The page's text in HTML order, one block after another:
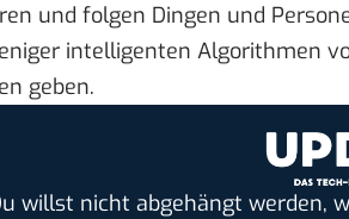
und folgen Dingen und
intelligenten Algorithmen
geben.
willst nicht abgehängt werden,